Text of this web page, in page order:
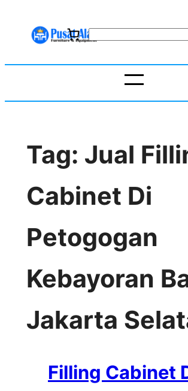
S
r
Tag: Jual
Cabinet Di
Petogogan
Kebayoran
Jakarta
Filling Cabinet